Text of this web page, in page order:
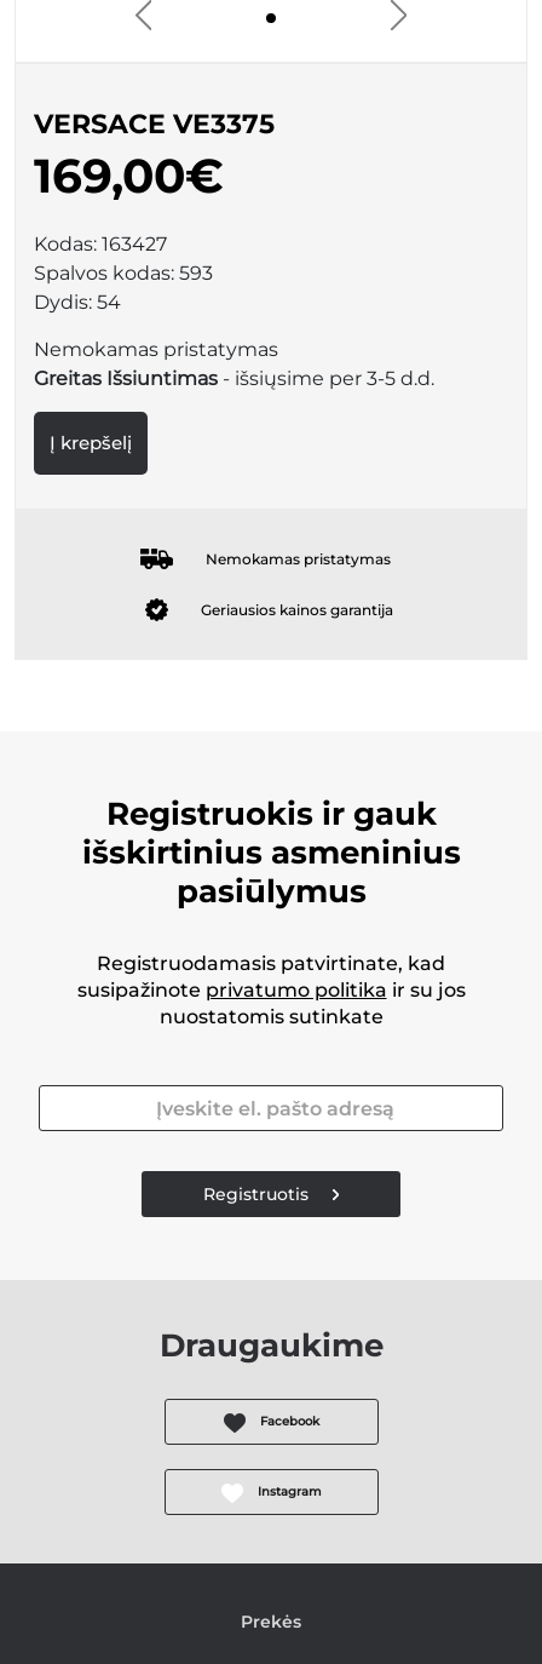
VERSACE VE3375
169,00€
Kodas: 163427
Spalvos kodas: 593
Dydis: 54
Nemokamas pristatymas
Greitas Išsiuntimas - išsiųsime per 3-5 d.d.
Į krepšelį
Nemokamas pristatymas
Geriausios kainos garantija
Registruokis ir gauk
išskirtinius asmeninius
pasiūlymus
Registruodamasis patvirtinate, kad
susipažinote privatumo politika ir su jos
nuostatomis sutinkate
Registruotis
Draugaukime
Facebook
Instagram
Prekės